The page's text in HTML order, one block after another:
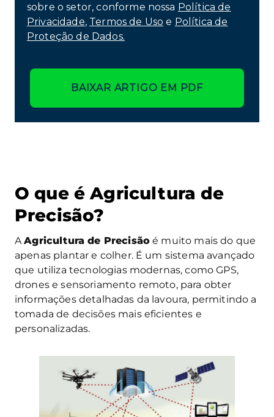
sobre o setor, conforme nossa Política de
Privacidade, Termos de Uso e Política de
Proteção de Dados.
BAIXAR ARTIGO EM PDF
O que é Agricultura de
Precisão?
AAgricultura de Precisão é muito mais do que
apenas plantar e colher. É um sistema avançado
que utiliza tecnologias modernas, como GPS,
drones e sensoriamento remoto, para obter
informações detalhadas da lavoura, permitindo a
tomada de decisões mais eficientes e
personalizadas.